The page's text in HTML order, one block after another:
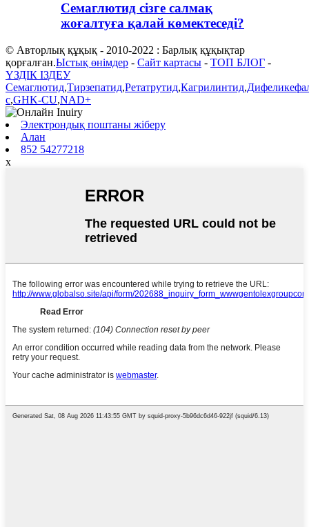
Семаглютид сізге салмақ
жоғалтуға қалай көмектеседі?
© Авторлық құқық - 2010-2022 : Барлық құқықтар
қорғалған.Ыстық өнімдер - Сайт картасы - ТОП БЛОГ -
ҮЗДІК ІЗДЕУ
Семаглютид,Тирзепатид,Ретатрутид,Кагрилинтид,
c,GHK-CU,NAD+
Электрондық поштаны жіберу
Алан
852 54277218
x